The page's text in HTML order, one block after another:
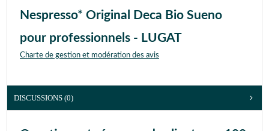
Nespresso* Original Deca Bio Sueno
pour professionnels - LUGAT
Charte de gestion et modération des avis
DISCUSSIONS (0)